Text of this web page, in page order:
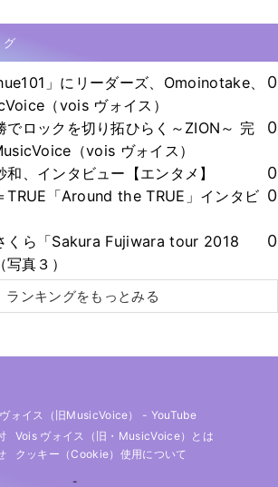
」にリーダーズ、Omoinotake、
（vois ヴォイス）
0
でロックを切り拓ひらく～ZION～ 完
（vois ヴォイス）
0
和、インタビュー【エンタメ】
0
TRUE「Around the TRUE」インタビ 0
くら「Sakura Fujiwara tour 2018
真３）
0
ランキングをもっとみる
イス（旧MusicVoice） - YouTube
Vois ヴォイス（旧・MusicVoice）とは
クッキー（cookie）使用について
-